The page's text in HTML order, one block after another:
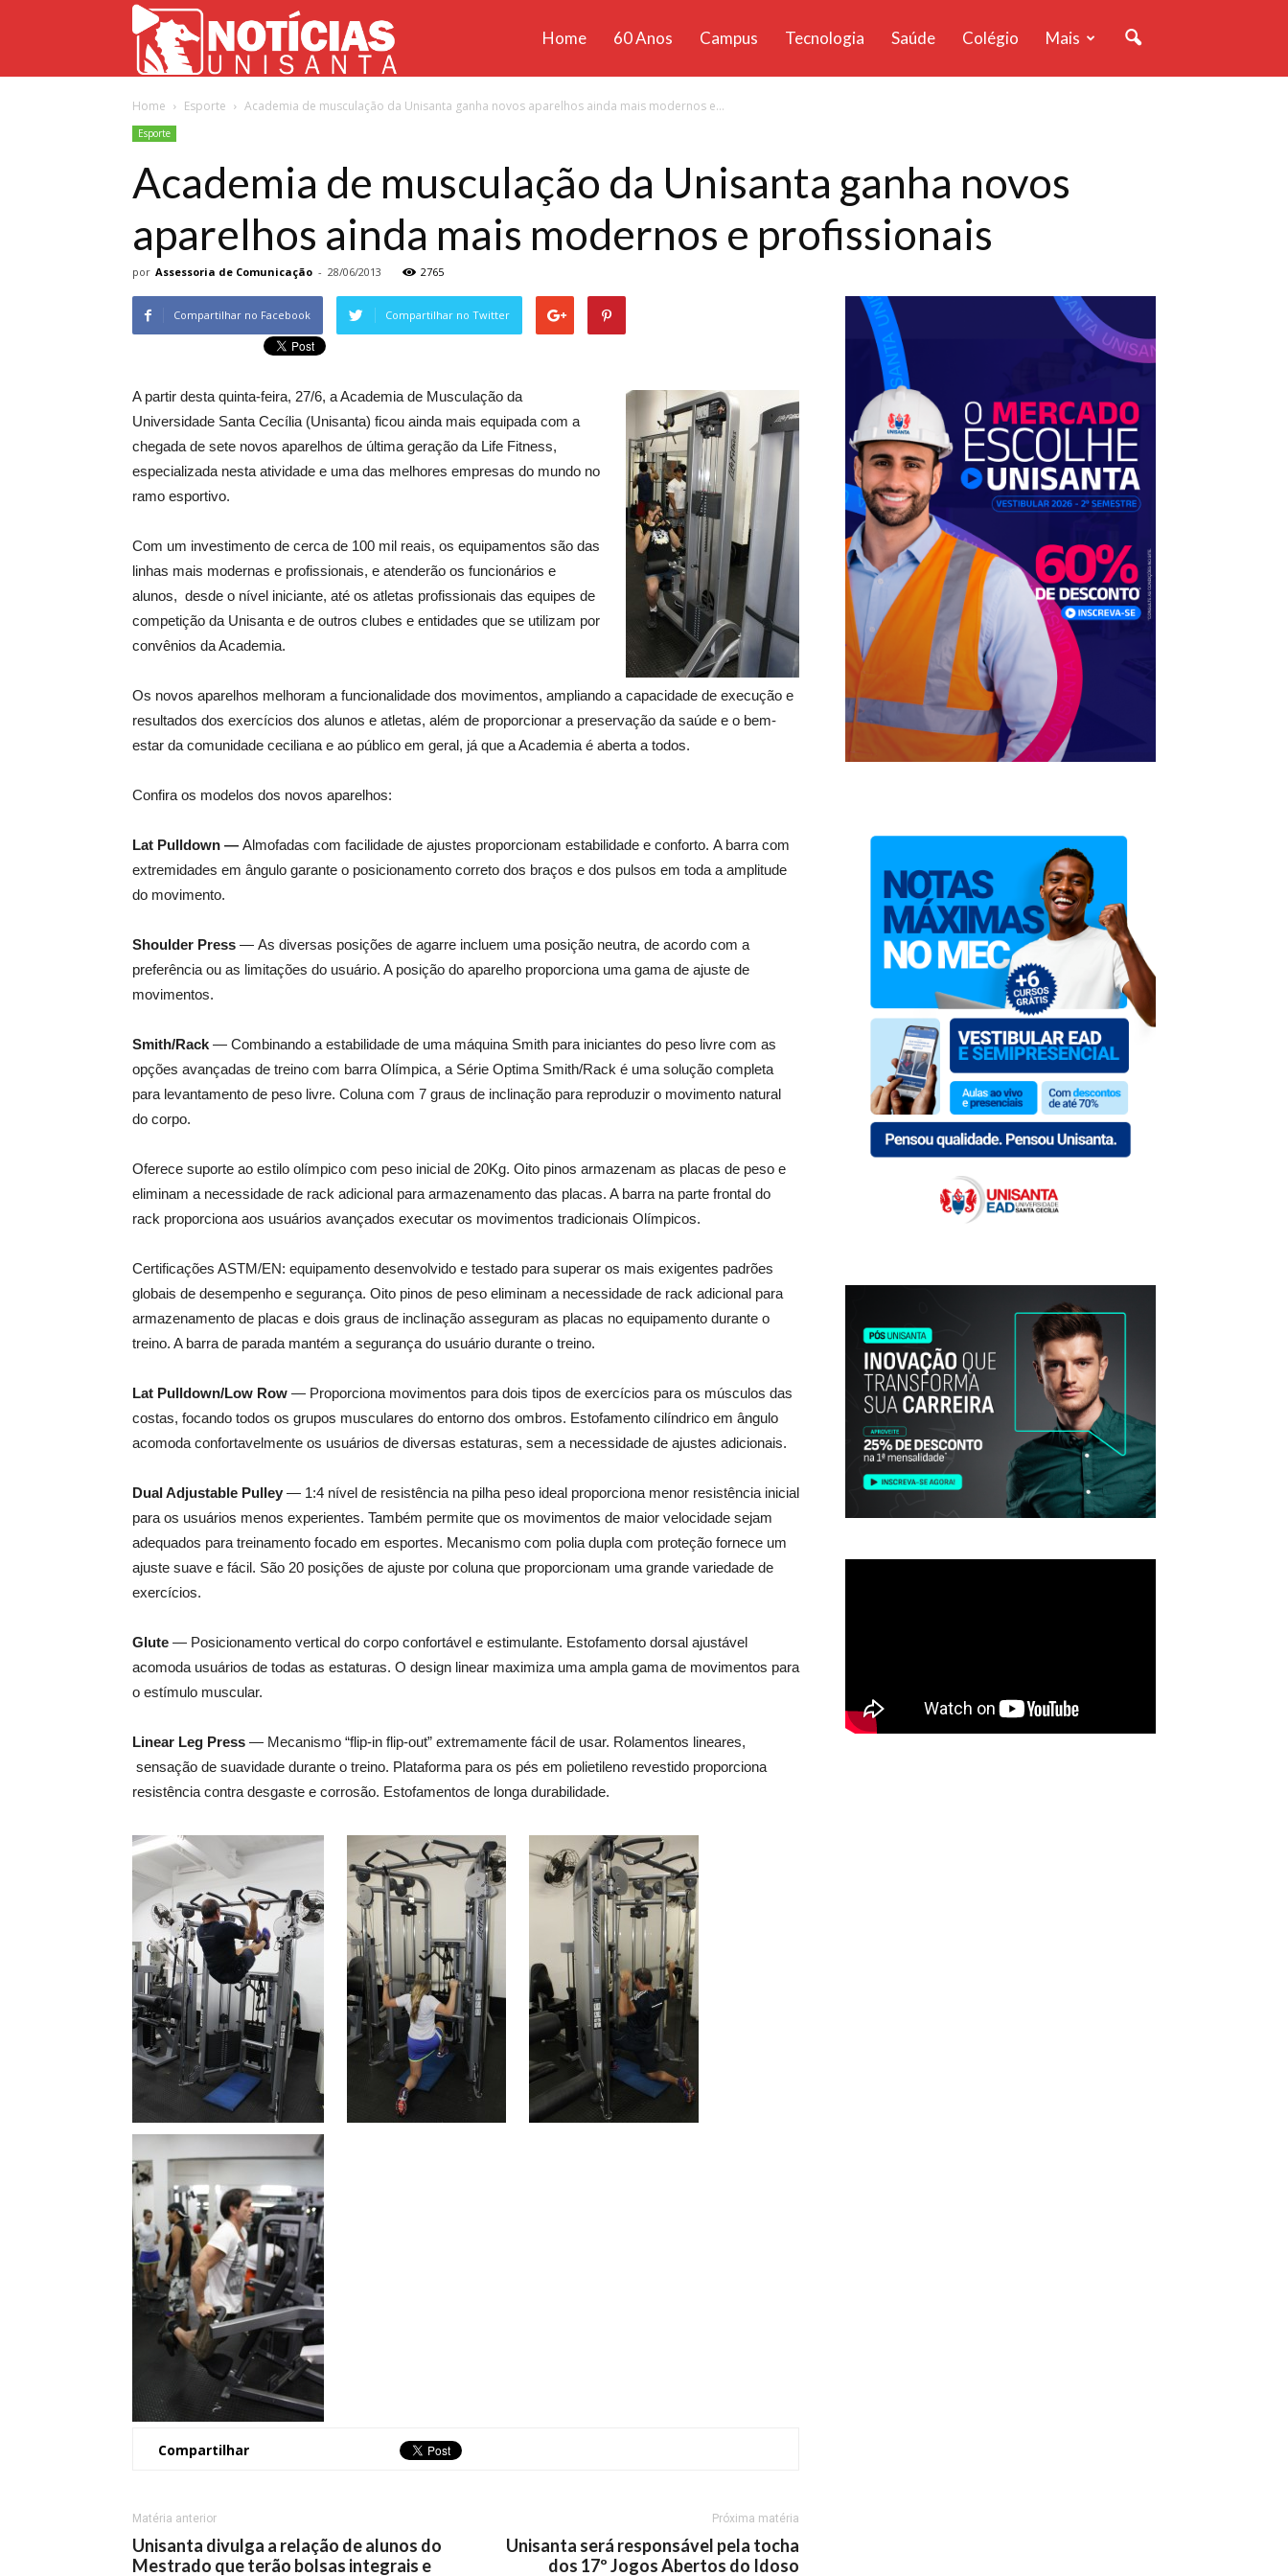
Unisanta
Home 60 Anos Campus Tecnologia Saúde Colégio Mais
Home Esporte Academia de musculação da Unisanta ganha novos aparelhos ainda mais modernos e...
Esporte
Academia de musculação da Unisanta ganha novos
aparelhos ainda mais modernos e profissionais
por Assessoria de Comunicação - 28/06/2013 2765
Compartilhar no Facebook Compartilhar no Twitter
A partir desta quinta-feira, 27/6, a Academia de Musculação da
Universidade Santa Cecília (Unisanta) ficou ainda mais equipada com a
chegada de sete novos aparelhos de última geração da Life Fitness,
especializada nesta atividade e uma das melhores empresas do mundo no
ramo esportivo.
Com um investimento de cerca de 100 mil reais, os equipamentos são das
linhas mais modernas e profissionais, e atenderão os funcionários e
alunos, desde o nível iniciante, até os atletas profissionais das equipes de
competição da Unisanta e de outros clubes e entidades que se utilizam por
convênios da Academia.
Os novos aparelhos melhoram a funcionalidade dos movimentos, ampliando a capacidade de execução e
resultados dos exercícios dos alunos e atletas, além de proporcionar a preservação da saúde e o bem-
estar da comunidade ceciliana e ao público em geral, já que a Academia é aberta a todos.
Confira os modelos dos novos aparelhos:
Lat Pulldown — Almofadas com facilidade de ajustes proporcionam estabilidade e conforto. A barra com
extremidades em ângulo garante o posicionamento correto dos braços e dos pulsos em toda a amplitude
do movimento.
Shoulder Press — As diversas posições de agarre incluem uma posição neutra, de acordo com a
preferência ou as limitações do usuário. A posição do aparelho proporciona uma gama de ajuste de
movimentos.
Smith/Rack — Combinando a estabilidade de uma máquina Smith para iniciantes do peso livre com as
opções avançadas de treino com barra Olímpica, a Série Optima Smith/Rack é uma solução completa
para levantamento de peso livre. Coluna com 7 graus de inclinação para reproduzir o movimento natural
do corpo.
Oferece suporte ao estilo olímpico com peso inicial de 20Kg. Oito pinos armazenam as placas de peso e
eliminam a necessidade de rack adicional para armazenamento das placas. A barra na parte frontal do
rack proporciona aos usuários avançados executar os movimentos tradicionais Olímpicos.
Certificações ASTM/EN: equipamento desenvolvido e testado para superar os mais exigentes padrões
globais de desempenho e segurança. Oito pinos de peso eliminam a necessidade de rack adicional para
armazenamento de placas e dois graus de inclinação asseguram as placas no equipamento durante o
treino. A barra de parada mantém a segurança do usuário durante o treino.
Lat Pulldown/Low Row — Proporciona movimentos para dois tipos de exercícios para os músculos das
costas, focando todos os grupos musculares do entorno dos ombros. Estofamento cilíndrico em ângulo
acomoda confortavelmente os usuários de diversas estaturas, sem a necessidade de ajustes adicionais.
Dual Adjustable Pulley — 1:4 nível de resistência na pilha peso ideal proporciona menor resistência inicial
para os usuários menos experientes. Também permite que os movimentos de maior velocidade sejam
adequados para treinamento focado em esportes. Mecanismo com polia dupla com proteção fornece um
ajuste suave e fácil. São 20 posições de ajuste por coluna que proporcionam uma grande variedade de
exercícios.
Glute — Posicionamento vertical do corpo confortável e estimulante. Estofamento dorsal ajustável
acomoda usuários de todas as estaturas. O design linear maximiza uma ampla gama de movimentos para
o estímulo muscular.
Linear Leg Press — Mecanismo “flip-in flip-out” extremamente fácil de usar. Rolamentos lineares,
sensação de suavidade durante o treino. Plataforma para os pés em polietileno revestido proporciona
resistência contra desgaste e corrosão. Estofamentos de longa durabilidade.
Compartilhar
Matéria anterior
Unisanta divulga a relação de alunos do
Mestrado que terão bolsas integrais e
Próxima matéria
Unisanta será responsável pela tocha
dos 17º Jogos Abertos do Idoso